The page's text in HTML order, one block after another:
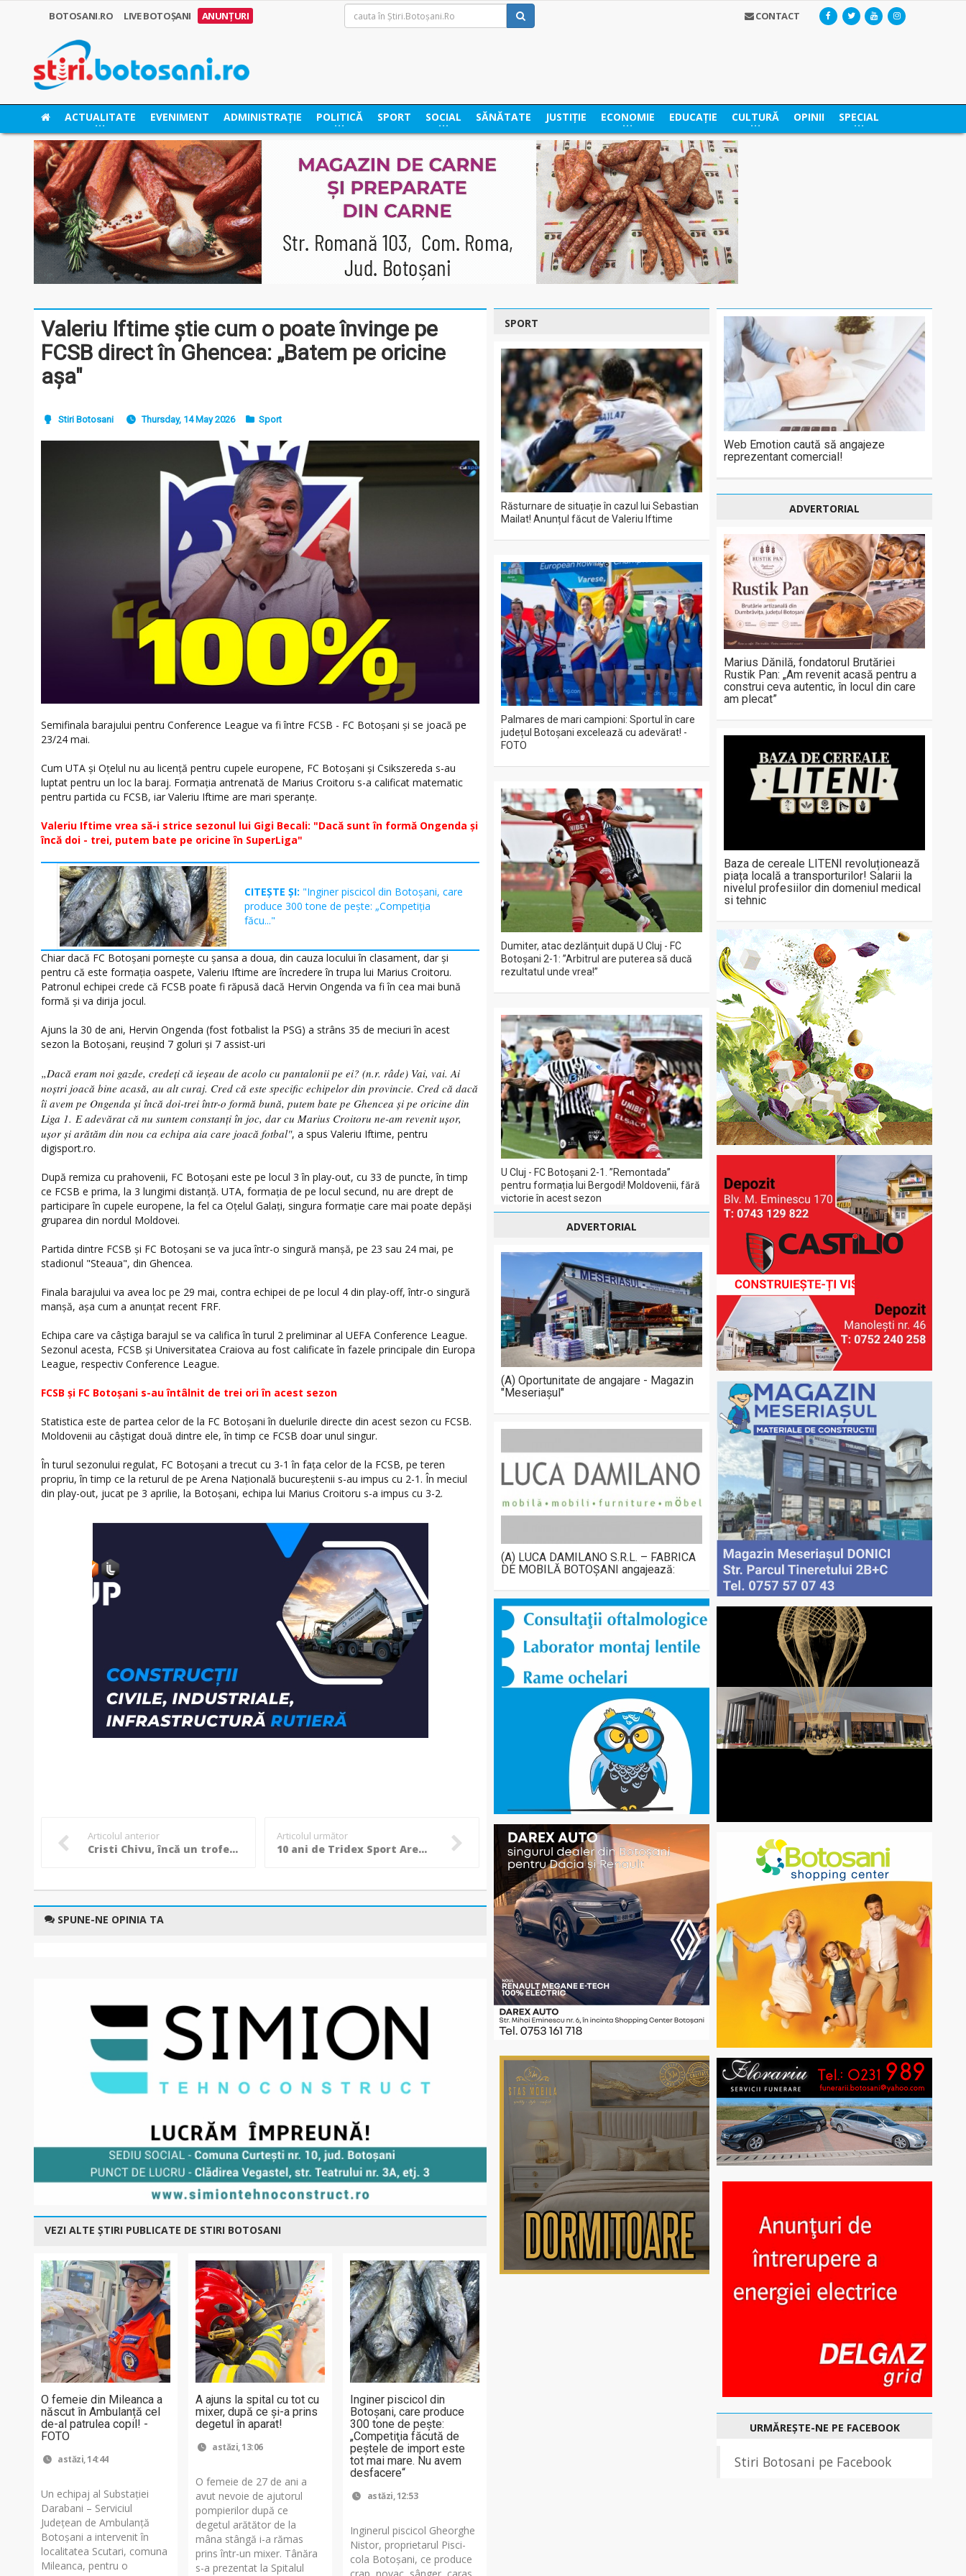
BOTOSANI.RO LIVE BOTOȘANI ANUNȚURI CONTACT
ACTUALITATE EVENIMENT ADMINISTRAȚIE POLITICĂ SPORT SOCIAL SĂNĂTATE JUSTIȚIE ECONOMIE EDUCAȚIE CULTURĂ OPINII SPECIAL
Valeriu Iftime știe cum o poate învinge pe
FCSB direct în Ghencea: „Batem pe oricine
așa"
Stiri Botosani Thursday, 14 May 2026 Sport
Semifinala barajului pentru Conference League va fi între FCSB - FC Botoșani și se joacă pe
23/24 mai.
Cum UTA și Oțelul nu au licență pentru cupele europene, FC Botoșani și Csikszereda s-au
luptat pentru un loc la baraj. Formația antrenată de Marius Croitoru s-a calificat matematic
pentru partida cu FCSB, iar Valeriu Iftime are mari speranțe.
Valeriu Iftime vrea să-i strice sezonul lui Gigi Becali: "Dacă sunt în formă Ongenda și
încă doi - trei, putem bate pe oricine în SuperLiga"
CITEȘTE ȘI: "Inginer piscicol din Botoşani, care
produce 300 tone de peşte: „Competiţia
făcu..."
Chiar dacă FC Botoșani pornește cu șansa a doua, din cauza locului în clasament, dar și
pentru că este formația oaspete, Valeriu Iftime are încredere în trupa lui Marius Croitoru.
Patronul echipei crede că FCSB poate fi răpusă dacă Hervin Ongenda va fi în cea mai bună
formă și va dirija jocul.
Ajuns la 30 de ani, Hervin Ongenda (fost fotbalist la PSG) a strâns 35 de meciuri în acest
sezon la Botoșani, reușind 7 goluri și 7 assist-uri
„Dacă eram noi gazde, credeți că ieșeau de acolo cu pantalonii pe ei? (n.r. râde) Vai, vai. Ai
noștri joacă bine acasă, au alt curaj. Cred că este specific echipelor din provincie. Cred că dacă
îi avem pe Ongenda și încă doi-trei într-o formă bună, putem bate pe Ghencea și pe oricine din
Liga 1. E adevărat că nu suntem constanți în joc, dar cu Marius Croitoru ne-am revenit ușor,
ușor și arătăm din nou ca echipa aia care joacă fotbal", a spus Valeriu Iftime, pentru
digisport.ro.
După remiza cu prahovenii, FC Botoșani este pe locul 3 în play-out, cu 33 de puncte, în timp
ce FCSB e prima, la 3 lungimi distanță. UTA, formația de pe locul secund, nu are drept de
participare în cupele europene, la fel ca Oțelul Galați, singura formație care mai poate depăși
gruparea din nordul Moldovei.
Partida dintre FCSB și FC Botoșani se va juca într-o singură manșă, pe 23 sau 24 mai, pe
stadionul "Steaua", din Ghencea.
Finala barajului va avea loc pe 29 mai, contra echipei de pe locul 4 din play-off, într-o singură
manșă, așa cum a anunțat recent FRF.
Echipa care va câștiga barajul se va califica în turul 2 preliminar al UEFA Conference League.
Sezonul acesta, FCSB și Universitatea Craiova au fost calificate în fazele principale din Europa
League, respectiv Conference League.
FCSB și FC Botoșani s-au întâlnit de trei ori în acest sezon
Statistica este de partea celor de la FC Botoșani în duelurile directe din acest sezon cu FCSB.
Moldovenii au câștigat două dintre ele, în timp ce FCSB doar unul singur.
În turul sezonului regulat, FC Botoșani a trecut cu 3-1 în fața celor de la FCSB, pe teren
propriu, în timp ce la returul de pe Arena Națională bucureștenii s-au impus cu 2-1. În meciul
din play-out, jucat pe 3 aprilie, la Botoșani, echipa lui Marius Croitoru s-a impus cu 3-2.
Articolul anterior
Cristi Chivu, încă un trofeu uriaș în Italia. „Îl dedic fiicelor mele care au fost nevoite să suporte că tatăl lor era pus la îndoială”
Articolul următor
10 ani de Tridex Sport Arena sărbătoriți cu un turneu caritabil! - FOTO, VIDEO
SPUNE-NE OPINIA TA
VEZI ALTE ȘTIRI PUBLICATE DE STIRI BOTOSANI
O femeie din Mileanca a
născut în Ambulanță cel
de-al patrulea copil! -
FOTO
astăzi, 14:44
Un echipaj al Substației
Darabani – Serviciul
Județean de Ambulanță
Botoșani a intervenit în
localitatea Scutari, comuna
Mileanca, pentru o
A ajuns la spital cu tot cu
mixer, după ce și-a prins
degetul în aparat!
astăzi, 13:06
O femeie de 27 de ani a
avut nevoie de ajutorul
pompierilor după ce
degetul arătător de la
mâna stângă i-a rămas
prins într-un mixer. Tânăra
s-a prezentat la Spitalul
Inginer piscicol din
Botoşani, care produce
300 tone de peşte:
„Competiţia făcută de
peştele de import este
tot mai mare. Nu avem
desfacere“
astăzi, 12:53
Inginerul piscicol Gheorghe
Nistor, proprietarul Pis­ci­
cola Botoşani, ce produce
SPORT
Răsturnare de situație în cazul lui Sebastian
Mailat! Anunțul făcut de Valeriu Iftime
Palmares de mari campioni: Sportul în care
județul Botoșani excelează cu adevărat! -
FOTO
Dumiter, atac dezlănțuit după U Cluj - FC
Botoșani 2-1: ”Arbitrul are puterea să ducă
rezultatul unde vrea!”
U Cluj - FC Botoșani 2-1. ”Remontada”
pentru formația lui Bergodi! Moldovenii, fără
victorie în acest sezon
ADVERTORIAL
(A) Oportunitate de angajare - Magazin
"Meseriașul"
(A) LUCA DAMILANO S.R.L. – FABRICA
DE MOBILĂ BOTOȘANI angajează:
Web Emotion caută să angajeze
reprezentant comercial!
ADVERTORIAL
Marius Dănilă, fondatorul Brutăriei
Rustik Pan: „Am revenit acasă pentru a
construi ceva autentic, în locul din care
am plecat”
Baza de cereale LITENI revoluționează
piața locală a transporturilor! Salarii la
nivelul profesiilor din domeniul medical
si tehnic
URMĂREȘTE-NE PE FACEBOOK
Stiri Botosani pe Facebook